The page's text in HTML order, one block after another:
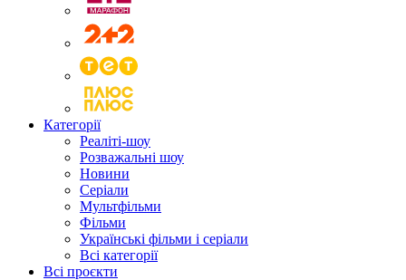
Категорії
Реаліті-шоу
Розважальні шоу
Новини
Серіали
Мультфільми
Фільми
Українські фільми і серіали
Всі категорії
Всі проєкти